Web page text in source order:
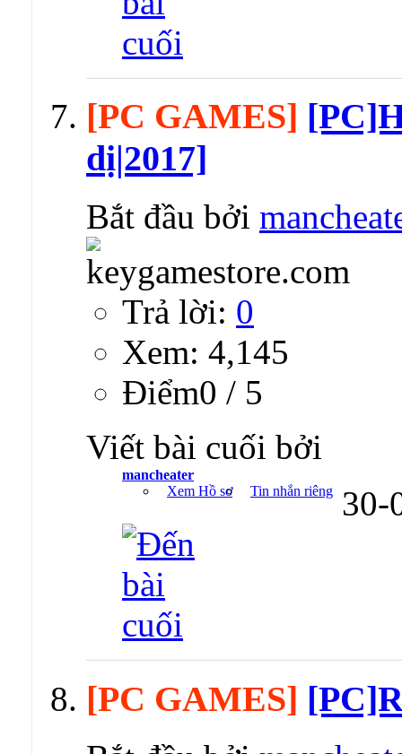
[PC GAMES]
dị|2017]
Bắt đầu bởi
Trả lời: 0
Xem: 4,145
Ðiểm0 / 5
Viết bài cuối bởi
mancheater
Xem Hồ sơ
Tin nhắn riêng 30-
[PC GAMES]